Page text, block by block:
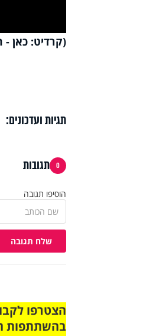
(קרדיט: כאן -
תגיות ועדכונים:
0 תגובות
הוסיפו תגובה
שלח תגובה
בהשתתפות